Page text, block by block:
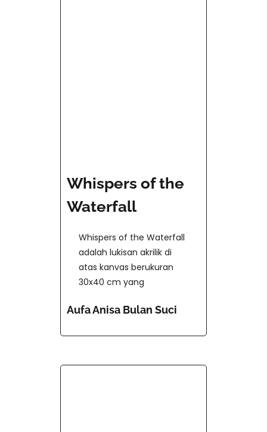
Whispers of the
Waterfall
Whispers of the Waterfall
adalah lukisan akrilik di
atas kanvas berukuran
30x40 cm yang
Aufa Anisa Bulan Suci